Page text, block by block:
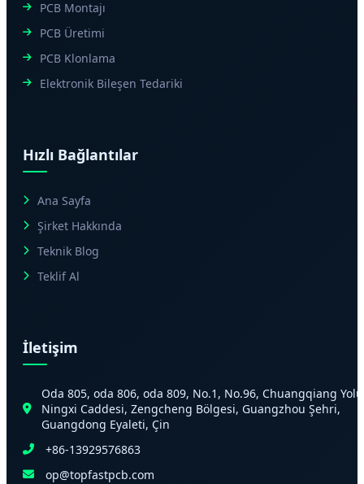
PCB Montajı
PCB Üretimi
PCB Klonlama
Elektronik Bileşen Tedariki
Hızlı Bağlantılar
Ana Sayfa
Şirket Hakkında
Teknik Blog
Teklif Al
İletişim
Oda 805, oda 806, oda 809, No.1, No.96, Chuangqiang
Ningxi Caddesi, Zengcheng Bölgesi, Guangzhou Şehri,
Guangdong Eyaleti, Çin
+86-13929576863
op@topfastpcb.com